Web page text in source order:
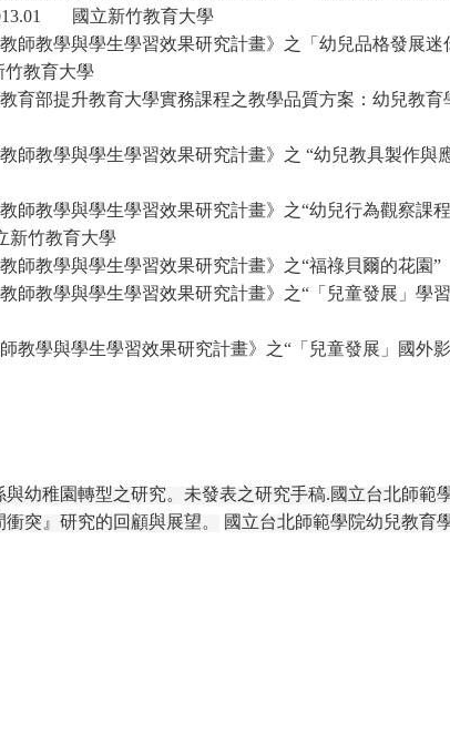
國立新竹教育大學
教師教學與學生學習效果研究計畫》之「幼兒品格發展
竹教育大學
育部提升教育大學實務課程之教學品質方案：幼兒教育
教師教學與學生學習效果研究計畫》之 “幼兒教具製作與
教師教學與學生學習效果研究計畫》之“幼兒行為觀察課
新竹教育大學
教師教學與學生學習效果研究計畫》之“福祿貝爾的花園”
教師教學與學生學習效果研究計畫》之“「兒童發展」學
教學與學生學習效果研究計畫》之“「兒童發展」國外
與幼稚園轉型之研究。未發表之研究手稿.國立台北師範
衝突』研究的回顧與展望。 國立台北師範學院幼兒教育